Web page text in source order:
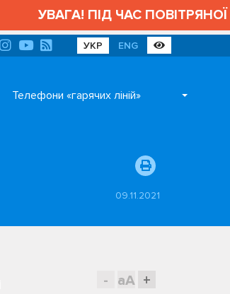
УВАГА! ПІД ЧАС ПОВІТРЯНОЇ
УКР ENG
Телефони «гарячих ліній»
09.11.2021
- aA +